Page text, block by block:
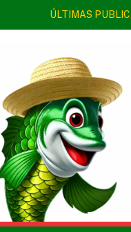
ÚLTIMAS